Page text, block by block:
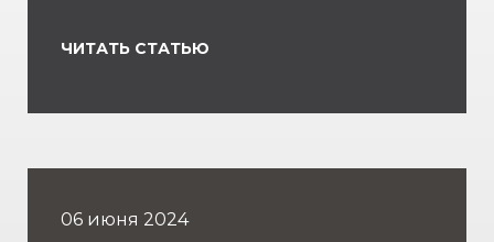
ЧИТАТЬ СТАТЬЮ
06 июня 2024